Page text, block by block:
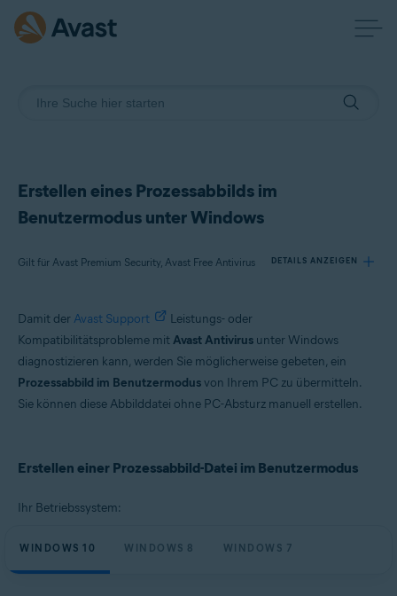
Erstellen eines Prozessabbilds im
Benutzermodus unter Windows
Gilt für Avast Premium Security, Avast Free Antivirus DETAILS ANZEIGEN
Avast Free Antivirus
Betriebssysteme:
Damit der Avast Support
Leistungs- oder
Kompatibilitätsprobleme mitAvast Antivirus unter Windows
diagnostizieren kann, werden Sie möglicherweise gebeten, ein
Prozessabbild im Benutzermodusvon Ihrem PC zu übermitteln.
Sie können diese Abbilddatei ohne PC-Absturz manuell erstellen.
Erstellen einer Prozessabbild-Datei im Benutzermodus
Ihr Betriebssystem:
WINDOWS 10 WINDOWS 8 WINDOWS 7